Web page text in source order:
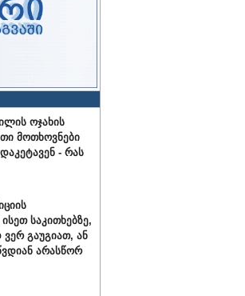
ოჯახის
მოთხოვნები
- რას
საკითხებზე,
გაუგიათ, ან
არასწორ